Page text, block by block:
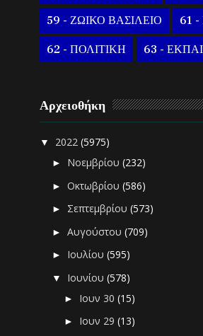
59 - ΖΩΙΚΟ ΒΑΣΙΛΕΙΟ 61
62 - ΠΟΛΙΤΙΚΗ 63 -
Αρχειοθήκη
▼ 2022(5975)
► Νοεμβρίου(232)
►Οκτωβρίου(586)
► Σεπτεμβρίου(573)
►Αυγούστου(709)
► Ιουλίου(595)
▼ Ιουνίου(578)
► Ιουν 30(15)
► Ιουν 29(13)